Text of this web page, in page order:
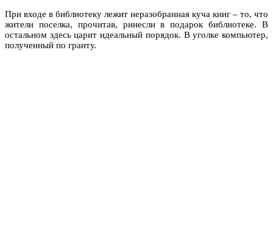
При входе в библиотеку лежит неразобранная куча книг – то, что
жители поселка, прочитав, ринесли в подарок библиотеке. В
остальном здесь царит идеальный порядок. В уголке компьютер,
полученный по гранту.